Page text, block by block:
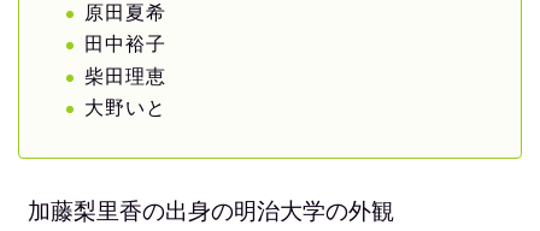
原田夏希
田中裕子
柴田理恵
大野いと
加藤梨里香の出身の明治大学の外観